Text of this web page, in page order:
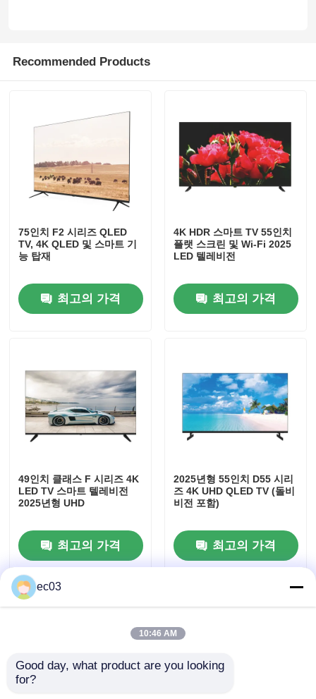
홈
회사 소개
공장 견학
뉴스
견적 요청
Recommended Products
75인치 F2 시리즈 QLED
TV, 4K QLED 및 스마트 기
능 탑재
최고의 가격
4K HDR 스마트 TV 55인치
플랫 스크린 및 Wi-Fi 2025
LED 텔레비전
최고의 가격
49인치 클래스 F 시리즈 4K
LED TV 스마트 텔레비전
2025년형 UHD
최고의 가격
2025년형 55인치 D55 시리
즈 4K UHD QLED TV (돌비
비전 포함)
최고의 가격
ec03
10:46 AM
Good day, what product are you looking
for?